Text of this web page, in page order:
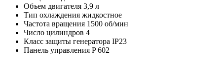
Объем двигателя 3,9 л
Тип охлаждения жидкостное
Частота вращения 1500 об/мин
Число цилиндров 4
Класс защиты генератора IP23
Панель управления P 602